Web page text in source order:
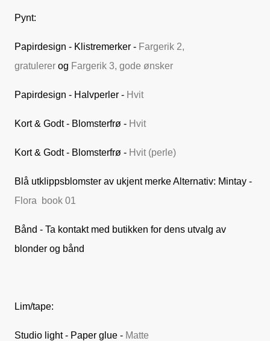
Pynt:
Papirdesign - Klistremerker - Fargerik 2,
gratulerer og Fargerik 3, gode ønsker
Papirdesign - Halvperler - Hvit
Kort & Godt - Blomsterfrø - Hvit
Kort & Godt - Blomsterfrø - Hvit (perle)
Blå utklippsblomster av ukjent merke Alternativ: Mintay -
Flora book 01
Bånd - Ta kontakt med butikken for dens utvalg av
blonder og bånd
Lim/tape:
Studio light - Paper glue - Matte